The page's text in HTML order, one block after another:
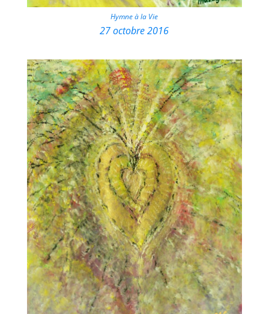
Hymne à la Vie
27 octobre 2016